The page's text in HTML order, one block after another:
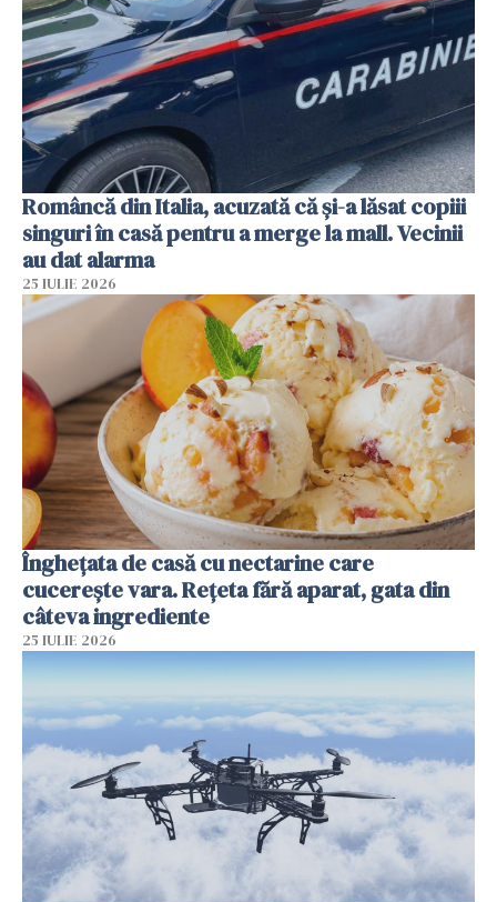
Româncă din Italia, acuzată că și-a lăsat copiii
singuri în casă pentru a merge la mall. Vecinii
au dat alarma
25 IULIE 2026
Înghețata de casă cu nectarine care
cucerește vara. Rețeta fără aparat, gata din
câteva ingrediente
25 IULIE 2026